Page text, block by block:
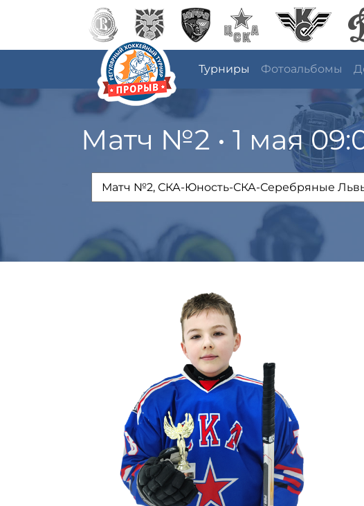
Турниры Фотоальбомы
Матч №2 • 1 мая